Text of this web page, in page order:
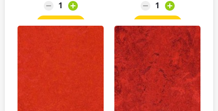
Заказать Заказать